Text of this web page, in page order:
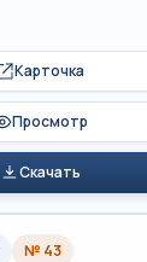
Карточка
Просмотр
Скачать
№ 43